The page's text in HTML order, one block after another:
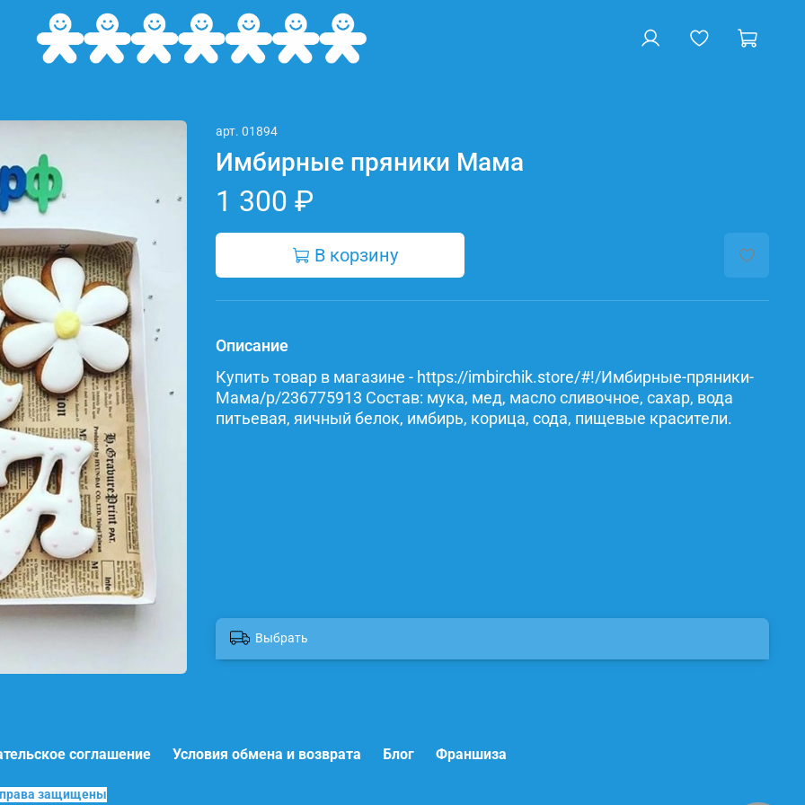
арт. 01894
Имбирные пряники Мама
1 300 ₽
В корзину
Описание
Купить товар в магазине - https://imbirchik.store/#!/Имбирные-пряники-
Мама/p/236775913 Состав: мука, мед, масло сливочное, сахар, вода
питьевая, яичный белок, имбирь, корица, сода, пищевые красители.
Выбрать
соглашение Условия обмена и возврата Блог Франшиза
права защищены